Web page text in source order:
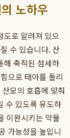
노하우
로 알려져 있으
수 있습니다. 산
해 축적된 섬세하
으로 태아를 돌리
모의 호흡에 맞춰
수 있도록 유도하
이완시키는 약물
가능성을 높입니